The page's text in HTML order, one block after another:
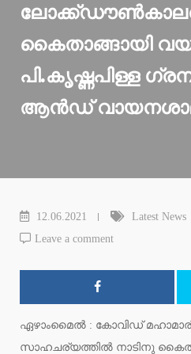
കൈതാങ്ങായി
പി.കൃഷ്ണപിള്ള
ആന്‍ഡ്
12.06.2021 Latest News
Leave a comment
ഏഴാംമൈല്‍ : കോവിഡ്
സാഹചര്യത്തില്‍ നാടിനു